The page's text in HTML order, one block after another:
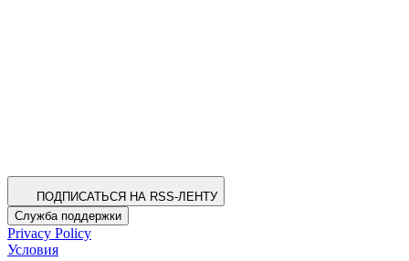
ПОДПИСАТЬСЯ НА RSS-ЛЕНТУ
Служба поддержки
Privacy Policy
Условия